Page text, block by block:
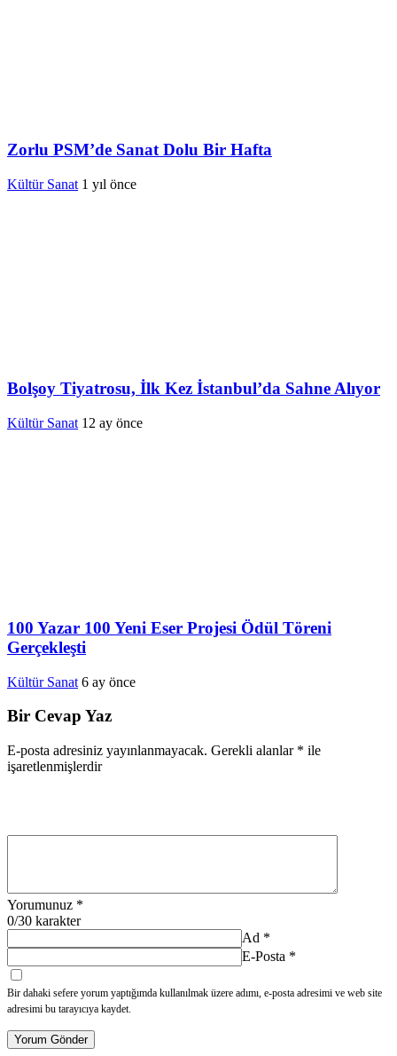
Zorlu PSM’de Sanat Dolu Bir Hafta
Kültür Sanat 1 yıl önce
Bolşoy Tiyatrosu, İlk Kez İstanbul’da Sahne Alıyor
Kültür Sanat 12 ay önce
100 Yazar 100 Yeni Eser Projesi Ödül Töreni
Gerçekleşti
Kültür Sanat 6 ay önce
Bir Cevap Yaz
E-posta adresiniz yayınlanmayacak. Gerekli alanlar * ile
işaretlenmişlerdir
Yorumunuz *
0/30 karakter
Ad *
E-Posta *
Bir dahaki sefere yorum yaptığımda kullanılmak üzere adımı, e-posta adresimi ve web site
adresimi bu tarayıcıya kaydet.
Yorum Gönder